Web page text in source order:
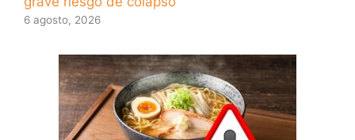
6 agosto, 2026